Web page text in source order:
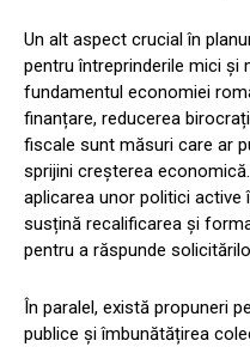
Un alt aspect crucial în
pentru întreprinderile mici și
fundamentul economiei
finanțare, reducerea
fiscale sunt măsuri care ar
sprijini creșterea
aplicarea unor politici active
susțină recalificarea și
pentru a răspunde
În paralel, există propuneri
publice și îmbunătățirea